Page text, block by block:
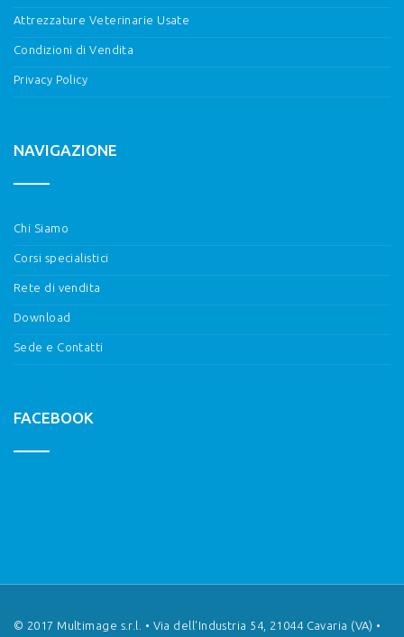
Attrezzature Veterinarie Usate
Condizioni di Vendita
Privacy Policy
NAVIGAZIONE
Chi Siamo
Corsi specialistici
Rete di vendita
Download
Sede e Contatti
FACEBOOK
© 2017 Multimage s.r.l. • Via dell'Industria 54, 21044 Cavaria (VA) •